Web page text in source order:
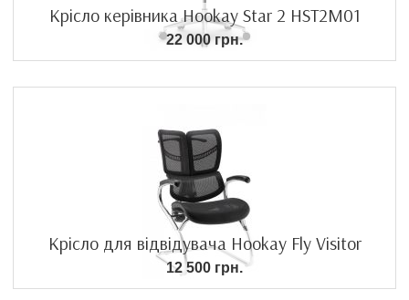
Крісло керівника Hookay Star 2 HST2M01
22 000 грн.
Крісло для відвідувача Hookay Fly Visitor
12 500 грн.